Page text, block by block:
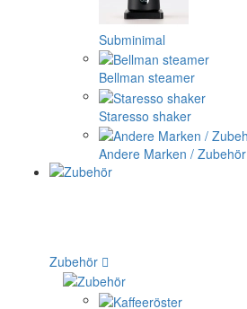
Subminimal
Bellman steamer
Staresso shaker
Andere Marken / Zubehör
Zubehör